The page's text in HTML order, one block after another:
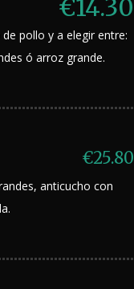
€14.30
pollo y a elegir entre:
ó arroz grande.
€25.80
anticucho con